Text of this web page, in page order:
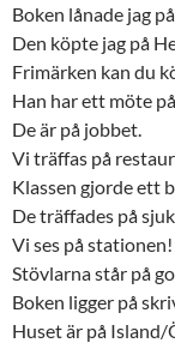
Boken lånade jag
Den köpte jag på
Frimärken kan du
Han har ett möte
De är på jobbet.
Vi träffas på
Klassen gjorde ett
De träffades på
Vi ses på stationen!
Stövlarna står på
Boken ligger på
Huset är på Island/